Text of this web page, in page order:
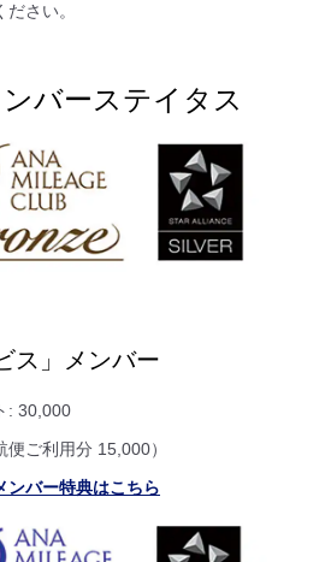
ださい。
バーステイタス
ス」メンバー
: 30,000
便ご利用分 15,000）
ンバー特典はこちら